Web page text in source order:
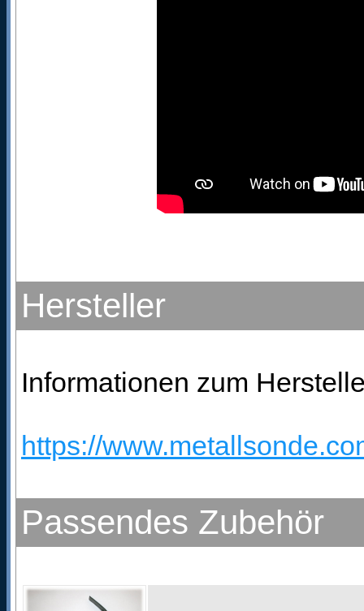
Hersteller
Informationen zum
https://
Passendes Zubehör